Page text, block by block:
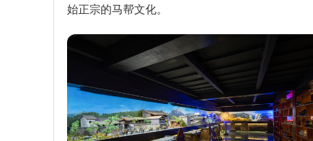
始正宗的马帮文化。